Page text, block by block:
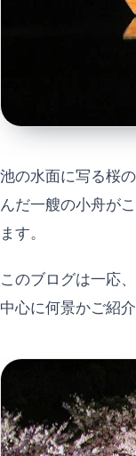
池の水面に写る桜
んだ一艘の小舟が
ます。
このブログは一応
中心に何景かご紹介